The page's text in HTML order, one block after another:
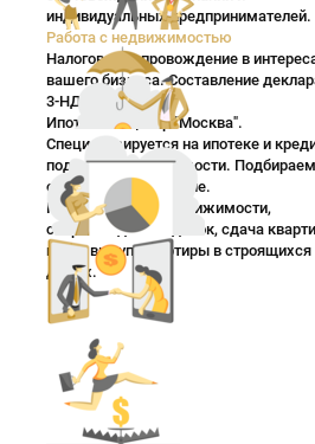
индивидуальных предпринимателей.
Работа с недвижимостью
Налоговое сопровождение в
вашего бизнеса. Составление
3-НДФЛ.
Ипотечный центр "Москва".
Специализируется на ипотеке и
под залог недвижимости. Подбираем
оптимальное решение.
Купля-продажа недвижимости,
сопровождение сделок, сдача
найм, выкуп, квартиры в строящихся
домах.